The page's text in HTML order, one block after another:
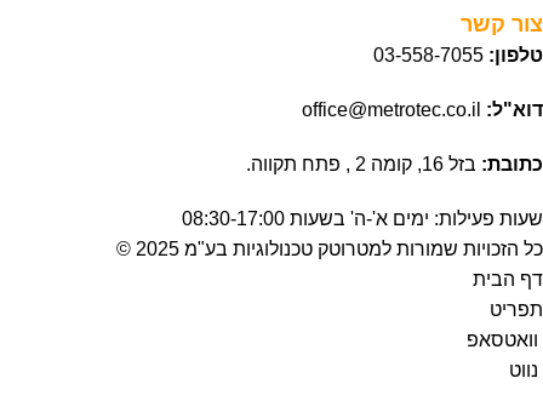
צור קשר
טלפון: 03-558-7055
דוא"ל:
כתובת: בזל 16, קומה 2 , פתח תקווה.
שעות פעילות: ימים א'-ה' בשעות 08:30-17:00
כל הזכויות שמורות למטרוטק טכנולוגיות בע"מ 2025 ©
דף הבית
תפריט
וואטסאפ
נווט